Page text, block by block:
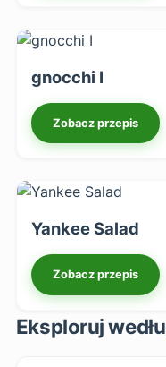
gnocchi I
Zobacz przepis
Yankee Salad
Zobacz przepis
Eksploruj